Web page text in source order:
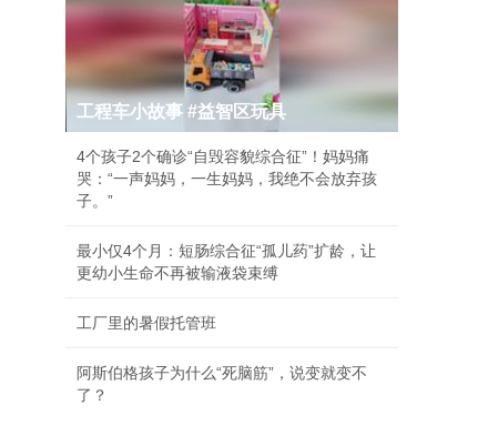
工程车小故事 #益智区玩具
4个孩子2个确诊“自毁容貌综合征”！妈妈痛
哭：“一声妈妈，一生妈妈，我绝不会放弃孩
子。”
最小仅4个月：短肠综合征“孤儿药”扩龄，让
更幼小生命不再被输液袋束缚
工厂里的暑假托管班
阿斯伯格孩子为什么“死脑筋”，说变就变不
了？